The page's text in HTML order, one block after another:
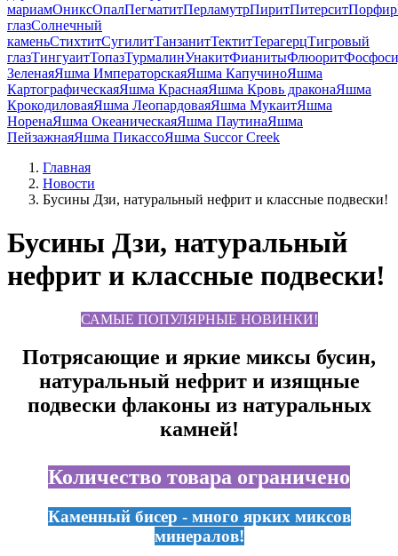
мариамОниксОпалПегматитПерламутрПиритПитерситПорфир
глазСолнечный
каменьСтихтитСугилитТанзанитТектитТерагерцТигровый
глазТингуаитТопазТурмалинУнакитФианитыФлюорит
ЗеленаяЯшма ИмператорскаяЯшма КапучиноЯшма
КартографическаяЯшма КраснаяЯшма Кровь драконаЯшма
КрокодиловаяЯшма ЛеопардоваяЯшма МукаитЯшма
НоренаЯшма ОкеаническаяЯшма ПаутинаЯшма
ПейзажнаяЯшма ПикассоЯшма Succor Creek
Главная
Новости
Бусины Дзи, натуральный нефрит и классные подвески!
Бусины Дзи, натуральный
нефрит и классные подвески!
САМЫЕ ПОПУЛЯРНЫЕ НОВИНКИ!
Потрясающие и яркие миксы бусин,
натуральный нефрит и изящные
подвески флаконы из натуральных
камней!
Количество товара ограничено
Каменный бисер - много ярких миксов
минералов!